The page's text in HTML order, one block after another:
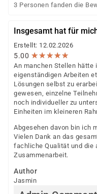
3 Personen fanden die
Insgesamt hat für
Erstellt: 12.02.2026
5.00 ★★★★★
★★★★★
An manchen Stellen hätte
eigenständigen Arbeiten
Lösungen selbst zu
gewesen, einzelne
noch individueller zu
Einheiten im kleineren
Abgesehen davon bin ich
Vielen Dank an das
fachliche Qualität und die
Zusammenarbeit.
Author
Jasmin